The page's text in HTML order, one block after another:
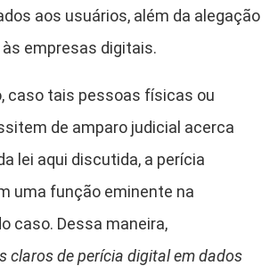
aos usuários, além da alegação
empresas digitais.
caso tais pessoas físicas ou
de amparo judicial acerca
lei aqui discutida, a perícia
uma função eminente na
caso. Dessa maneira,
claros de perícia digital em dados